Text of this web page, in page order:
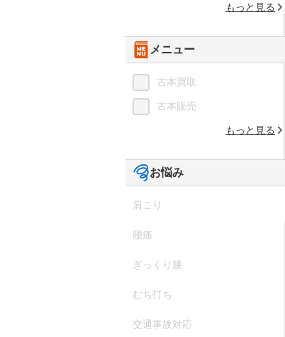
もっと見る
メニュー
古本買取
古本販売
もっと見る
お悩み
肩こり
腰痛
ぎっくり腰
むち打ち
交通事故対応